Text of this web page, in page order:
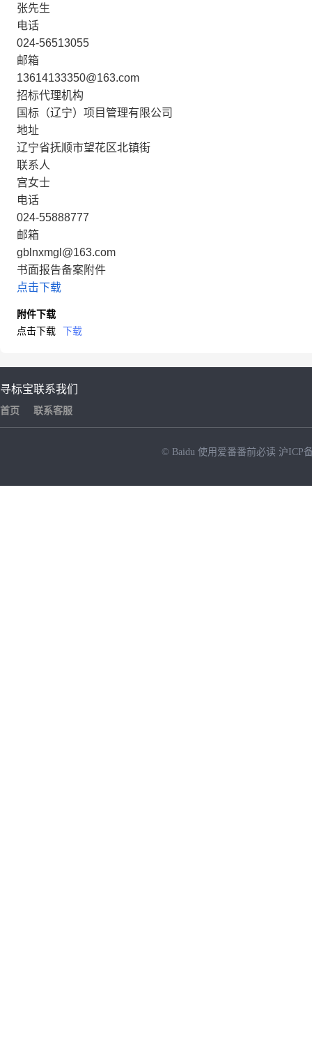
张先生
电话
024-56513055
邮箱
13614133350@163.com
招标代理机构
国标（辽宁）项目管理有限公司
地址
辽宁省抚顺市望花区北镇街
联系人
宫女士
电话
024-55888777
邮箱
gblnxmgl@163.com
书面报告备案附件
点击下载
附件下载
点击下载
下载
寻标宝
首页
联系我们
联系客服
© Baidu 使用爱番番前必读 沪ICP